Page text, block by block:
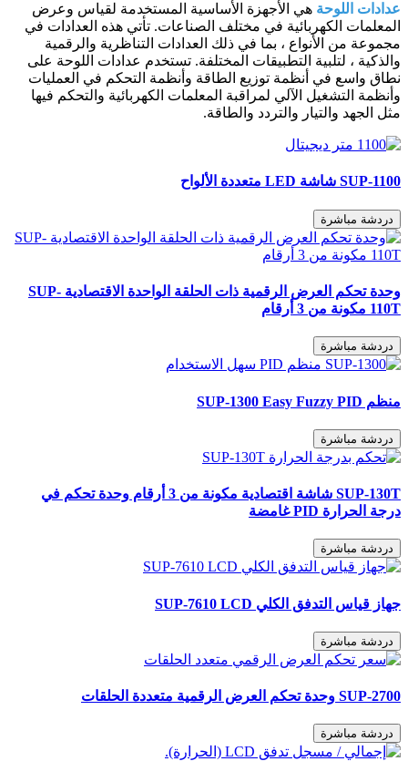
عدادات اللوحة هي الأجهزة الأساسية المستخدمة لقياس وعرض
المعلمات الكهربائية في مختلف الصناعات. تأتي هذه العدادات في
مجموعة من الأنواع ، بما في ذلك العدادات التناظرية والرقمية
والذكية ، لتلبية التطبيقات المختلفة. تستخدم عدادات اللوحة على
نطاق واسع في أنظمة توزيع الطاقة وأنظمة التحكم في العمليات
وأنظمة التشغيل الآلي لمراقبة المعلمات الكهربائية والتحكم فيها
مثل الجهد والتيار والتردد والطاقة.
SUP-1100 شاشة LED متعددة الألواح
دردشة مباشرة
وحدة تحكم العرض الرقمية ذات الحلقة الواحدة الاقتصادية SUP-
110T مكونة من 3 أرقام
دردشة مباشرة
منظم SUP-1300 Easy Fuzzy PID
دردشة مباشرة
SUP-130T شاشة اقتصادية مكونة من 3 أرقام وحدة تحكم في
درجة الحرارة PID غامضة
دردشة مباشرة
جهاز قياس التدفق الكلي SUP-7610 LCD
دردشة مباشرة
SUP-2700 وحدة تحكم العرض الرقمية متعددة الحلقات
دردشة مباشرة